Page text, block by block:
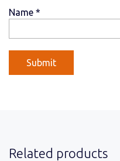
Name *
Related products